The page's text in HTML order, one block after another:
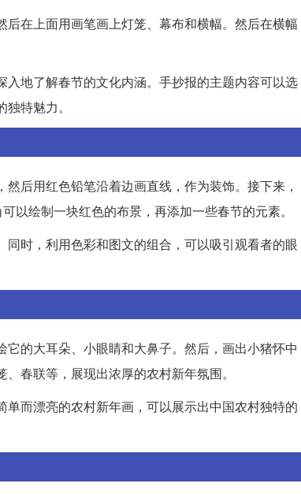
在上面用画笔画上灯笼、幕布和横幅。然后在横幅
地了解春节的文化内涵。手抄报的主题内容可以选
特魅力。
后用红色铅笔沿着边画直线，作为装饰。接下来，
以绘制一块红色的布景，再添加一些春节的元素。
时，利用色彩和图文的组合，可以吸引观看者的眼
的大耳朵、小眼睛和大鼻子。然后，画出小猪怀中
春联等，展现出浓厚的农村新年氛围。
而漂亮的农村新年画，可以展示出中国农村独特的